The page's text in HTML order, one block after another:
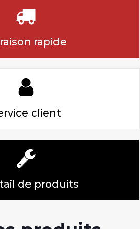
rapide
client
de produits